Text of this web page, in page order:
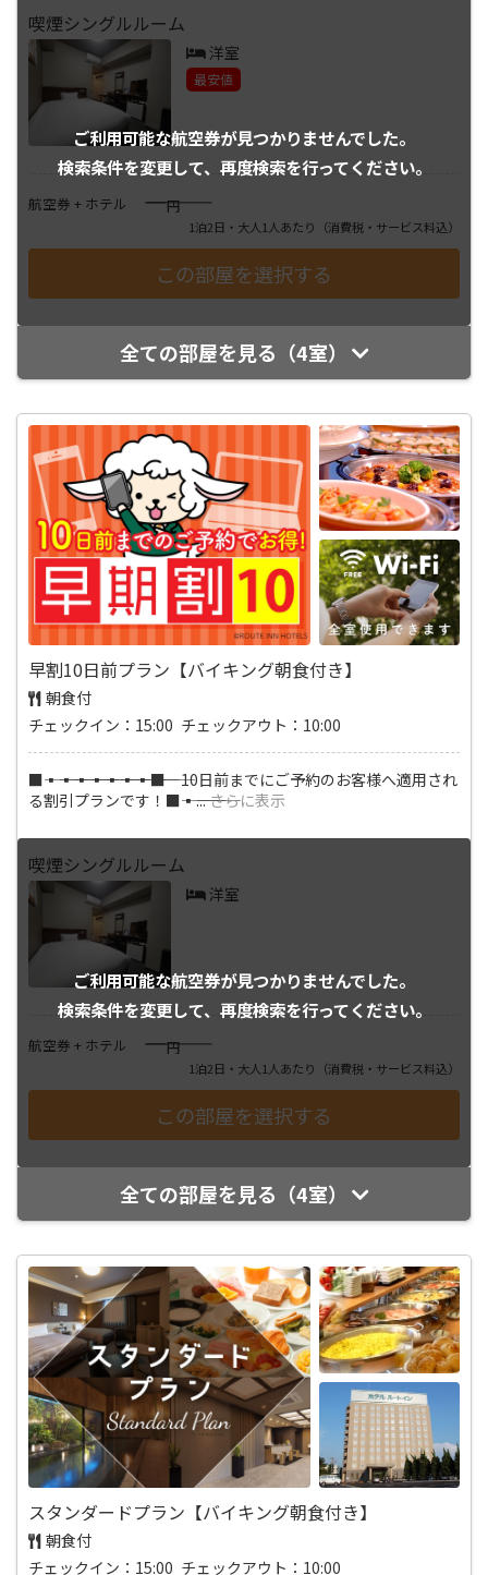
ご利用可能な航空券が見つかりませんでした。
検索条件を変更して、 再度検索を行ってください。
喫煙シングルルーム
洋室
最安値
航空券 + ホテル ――――円
1泊2日・大人1人あたり （消費税・サービス料込）
全ての部屋を見る（4室）
早割10日前プラン【バイキング朝食付き】
朝食付
チェックイン：15:00 チェックアウト：10:00
■―――▪―――▪―――▪―――▪―――▪―――▪―――▪―――■ 10日前までにご予約のお客様へ適用され
る割引プランです！■―――▪―――...さらに表示
ご利用可能な航空券が見つかりませんでした。
検索条件を変更して、 再度検索を行ってください。
喫煙シングルルーム
洋室
航空券 + ホテル ――――円
1泊2日・大人1人あたり （消費税・サービス料込）
全ての部屋を見る（4室）
スタンダードプラン【バイキング朝食付き】
朝食付
チェックイン：15:00 チェックアウト：10:00